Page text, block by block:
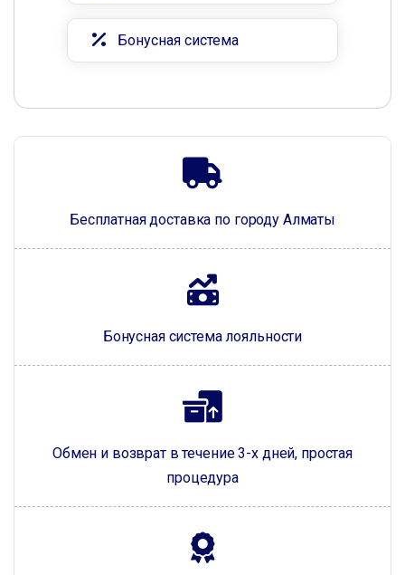
Бесплатная доставка по городу Алматы
Бонусная система лояльности
Обмен и возврат в течение 3-х дней, простая
процедура
Бонусная система